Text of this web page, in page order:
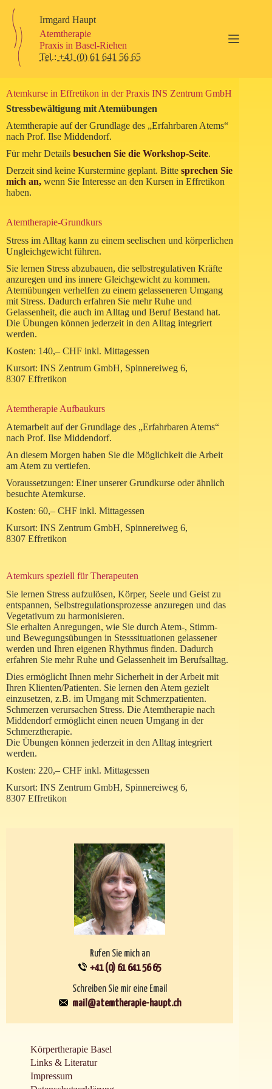
Inhalt
springen
Irmgard Haupt
Atemtherapie
Praxis in Basel-Riehen
Tel.: +41 (0) 61 641 56 65
Atemkurse in Effretikon in der Praxis INS Zentrum GmbH
Stressbewältigung mit Atemübungen
Atemtherapie auf der Grundlage des „Erfahrbaren Atems“
nach Prof. Ilse Middendorf.
Für mehr Details besuchen Sie die Workshop-Seite.
Derzeit sind keine Kurstermine geplant. Bitte sprechen Sie
mich an, wenn Sie Interesse an den Kursen in Effretikon
haben.
Atemtherapie-Grundkurs
Stress im Alltag kann zu einem seelischen und körperlichen
Ungleichgewicht führen.
Sie lernen Stress abzubauen, die selbstregulativen Kräfte
anzuregen und ins innere Gleichgewicht zu kommen.
Atemübungen verhelfen zu einem gelasseneren Umgang
mit Stress. Dadurch erfahren Sie mehr Ruhe und
Gelassenheit, die auch im Alltag und Beruf Bestand hat.
Die Übungen können jederzeit in den Alltag integriert
werden.
Kosten: 140,– CHF inkl. Mittagessen
Kursort: INS Zentrum GmbH, Spinnereiweg 6,
8307 Effretikon
Atemtherapie Aufbaukurs
Atemarbeit auf der Grundlage des „Erfahrbaren Atems“
nach Prof. Ilse Middendorf.
An diesem Morgen haben Sie die Möglichkeit die Arbeit
am Atem zu vertiefen.
Voraussetzungen: Einer unserer Grundkurse oder ähnlich
besuchte Atemkurse.
Kosten: 60,– CHF inkl. Mittagessen
Kursort: INS Zentrum GmbH, Spinnereiweg 6,
8307 Effretikon
Atemkurs speziell für Therapeuten
Sie lernen Stress aufzulösen, Körper, Seele und Geist zu
entspannen, Selbstregulationsprozesse anzuregen und das
Vegetativum zu harmonisieren.
Sie erhalten Anregungen, wie Sie durch Atem-, Stimm-
und Bewegungsübungen in Stesssituationen gelassener
werden und Ihren eigenen Rhythmus finden. Dadurch
erfahren Sie mehr Ruhe und Gelassenheit im Berufsalltag.
Dies ermöglicht Ihnen mehr Sicherheit in der Arbeit mit
Ihren Klienten/Patienten. Sie lernen den Atem gezielt
einzusetzen, z.B. im Umgang mit Schmerzpatienten.
Schmerzen verursachen Stress. Die Atemtherapie nach
Middendorf ermöglicht einen neuen Umgang in der
Schmerztherapie.
Die Übungen können jederzeit in den Alltag integriert
werden.
Kosten: 220,– CHF inkl. Mittagessen
Kursort: INS Zentrum GmbH, Spinnereiweg 6,
8307 Effretikon
Rufen Sie mich an
+41 (0) 61 641 56 65
Schreiben Sie mir eine Email
mail@atemtherapie-haupt.ch
Körpertherapie Basel
Links & Literatur
Impressum